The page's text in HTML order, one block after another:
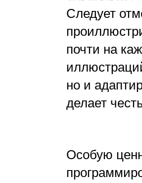
Следует
почти на
но и
делает
Особую